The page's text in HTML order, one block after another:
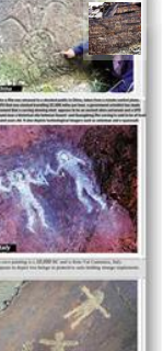
محمد ناصری فرد